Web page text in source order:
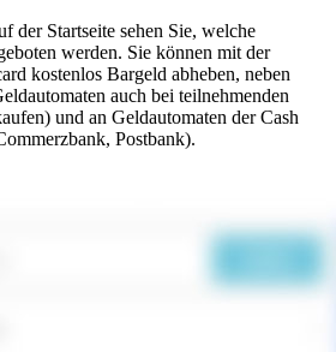
der Startseite sehen Sie, welche
werden. Sie können mit der
kostenlos Bargeld abheben, neben
auch bei teilnehmenden
und an Geldautomaten der Cash
Postbank).